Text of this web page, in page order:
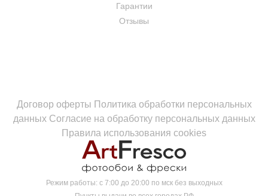
Гарантии
Отзывы
Договор оферты Политика обработки персональных
данных Согласие на обработку персональных данных
Правила использования cookies
Режим работы: с 7:00 до 20:00 по мск без выходных